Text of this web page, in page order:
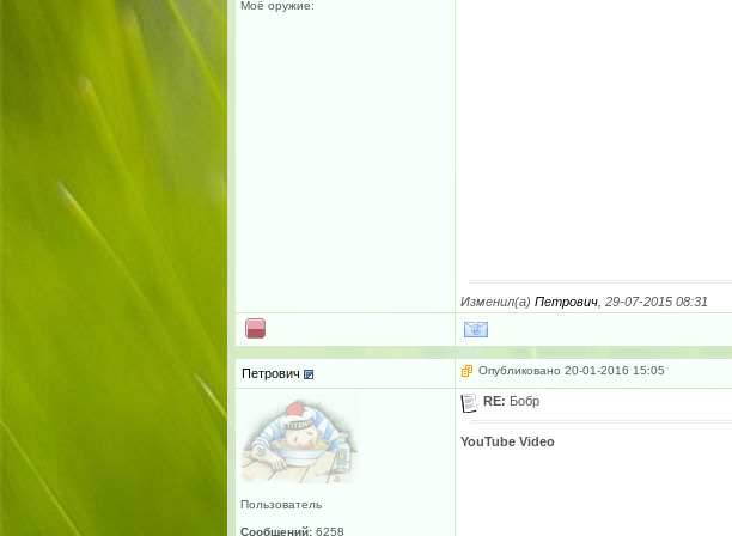
Моё оружие:
Изменил(а) Петрович , 29-07-2015 08:31
Петрович Опубликовано 20-01-2016 15:05
Пользователь
Сообщений: 6258
RE: Бобр
YouTube Video